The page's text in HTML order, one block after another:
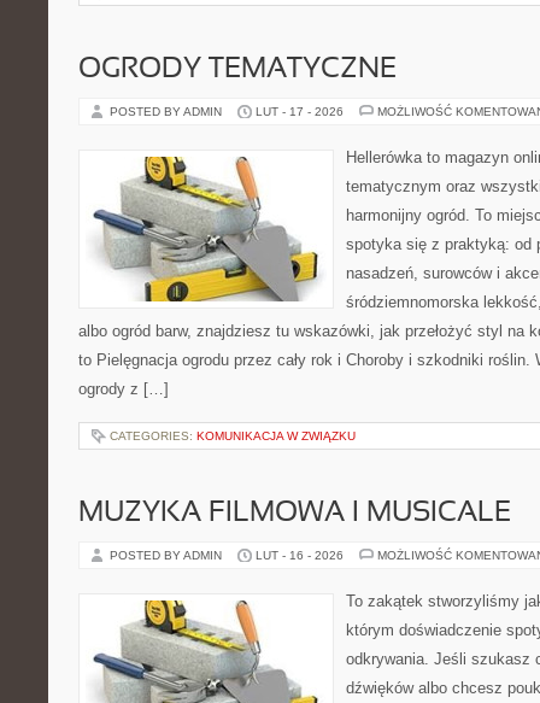
OGRODY TEMATYCZNE
POSTED BY ADMIN LUT - 17 - 2026 MOŻLIWOŚĆ
Hellerówka to magazyn
tematycznym oraz
harmonijny ogród. To
spotyka się z praktyką: od
nasadzeń, surowców i
śródziemnomorska
albo ogród barw, znajdziesz tu wskazówki, jak przełożyć styl na
to Pielęgnacja ogrodu przez cały rok i Choroby i szkodniki roślin.
ogrody z […]
CATEGORIES: KOMUNIKACJA W ZWIĄZKU
MUZYKA FILMOWA I MUSICALE
POSTED BY ADMIN LUT - 16 - 2026 MOŻLIWOŚĆ
To zakątek stworzyliśmy
którym doświadczenie
odkrywania. Jeśli szukasz
dźwięków albo chcesz